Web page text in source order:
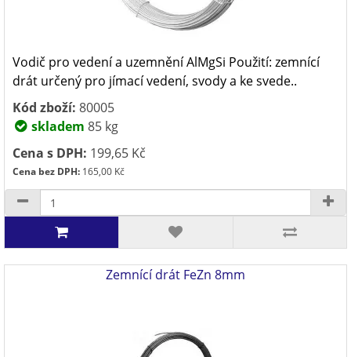
Vodič pro vedení a uzemnění AlMgSi Použití: zemnící
drát určený pro jímací vedení, svody a ke svede..
Kód zboží: 80005
skladem 85 kg
Cena s DPH: 199,65 Kč
Cena bez DPH: 165,00 Kč
Zemnící drát FeZn 8mm